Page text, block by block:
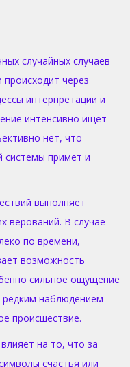
случайных случаев
через
интерпретации и
интенсивно ищет
нет, что
системы примет и
выполняет
верований. В случае
по времени,
возможность
сильное ощущение
наблюдением
происшествие.
на то, что за
счастья или